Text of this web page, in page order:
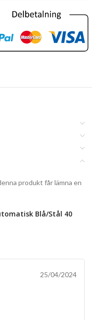
Blå/Stål 40
25/04/2024
produkt får lämna en